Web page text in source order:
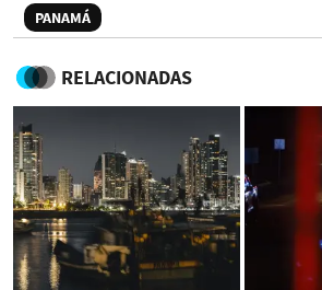
PANAMÁ
RELACIONADAS